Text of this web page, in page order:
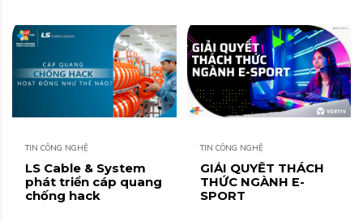
TIN CÔNG NGHỆ
LS Cable & System
phát triển cáp quang
chống hack
TIN CÔNG NGHỆ
GIẢI QUYẾT THÁCH
THỨC NGÀNH E-
SPORT